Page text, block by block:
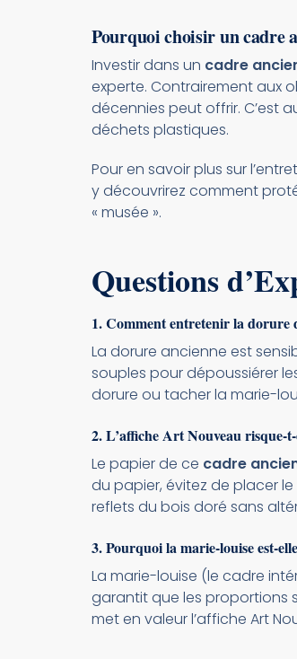
Pourquoi choisir un cadre
Investir dans un cadre
experte. Contrairement aux
décennies peut offrir. C’est
déchets plastiques.
Pour en savoir plus sur
y découvrirez comment
« musée ».
Questions
1. Comment entretenir la dorure
La dorure ancienne est
souples pour dépoussiérer
dorure ou tacher la marie-
2. L’affiche Art Nouveau risque-
Le papier de ce cadre
du papier, évitez de placer
reflets du bois doré sans
3. Pourquoi la marie-louise est-
La marie-louise (le cadre
garantit que les proportions
met en valeur l’affiche Art